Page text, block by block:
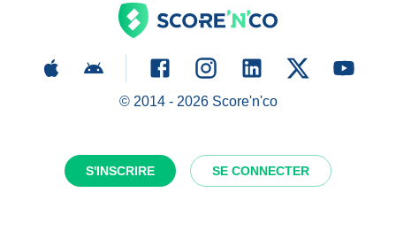
S'INSCRIRE SE CONNECTER
© 2014 - 2026Score'n'co